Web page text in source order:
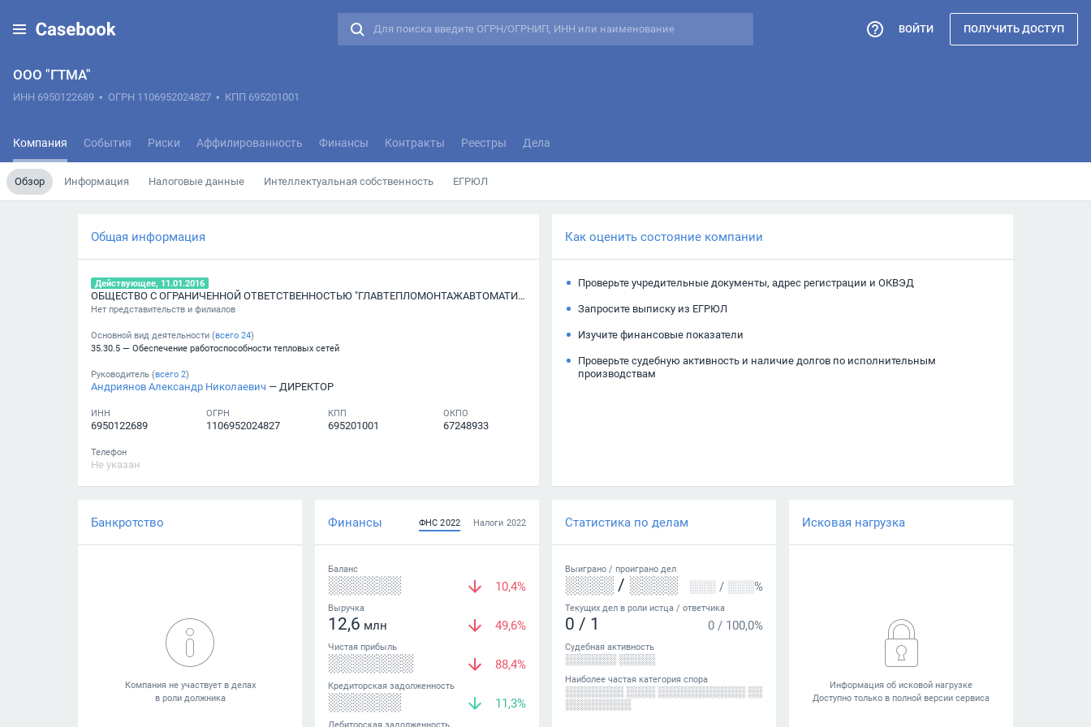
ООО "ГТМА"
ИНН 6950122689 • ОГРН 1106952024827 • КПП 695201001
Компания События Риски Аффилированность Финансы Контракты Реестры Дела
Обзор Информация Налоговые данные Интеллектуальная собственность ЕГРЮЛ
ВОЙТИ ПОЛУЧИТЬ ДОСТУП
Общая информация
Действующее, 11.01.2016
ОБЩЕСТВО С ОГРАНИЧЕННОЙ ОТВЕТСТВЕННОСТЬЮ "ГЛАВТЕПЛОМОНТАЖАВТОМАТИКА"
Нет представительств и филиалов
Основной вид деятельности (всего 24)
35.30.5 — Обеспечение работоспособности тепловых сетей
Руководитель (всего 2)
Андриянов Александр Николаевич — ДИРЕКТОР
ИНН
6950122689
ОГРН
1106952024827
КПП
695201001
ОКПО
67248933
Телефон
Не указан
Как оценить состояние компании
Проверьте учредительные документы, адрес регистрации и ОКВЭД
Запросите выписку из ЕГРЮЛ
Изучите финансовые показатели
Проверьте судебную активность и наличие долгов по исполнительным
производствам
Банкротство Финансы ФНС 2022 Налоги 2022
Баланс
░░░░░░ 10,4%
Выручка
12,6 млн 49,6%
Чистая прибыль
░░░░░░░ 88,4%
Кредиторская задолженность
░░░░░░ 11,3%
Дебиторская задолженность
Статистика по делам
Выиграно / проиграно дел
░░░░ / ░░░░ ░░░ / ░░░%
Текущих дел в роли истца / ответчика
0 / 1 0 / 100,0%
Судебная активность
░░░░░░░ ░░░░░
Наиболее частая категория спора
░░░░░░░░ ░░░░ ░░░░░░░░░░░░ ░░
░░░░░░░░░
Исковая нагрузка